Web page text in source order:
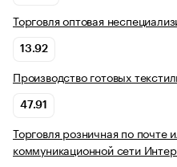
Торговля оптовая
13.92
Производство готовых
47.91
Торговля розничная по почте
коммуникационной сети